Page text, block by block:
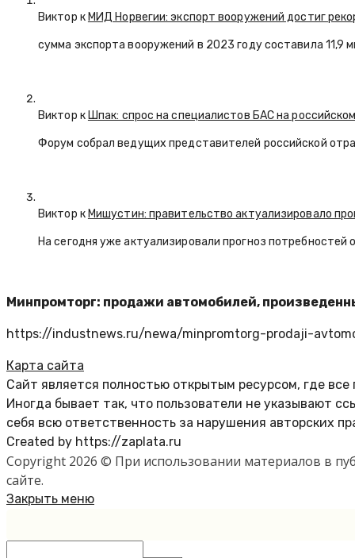
Виктор кМИД Норвегии: экспорт вооружений достиг
сумма экспорта вооружений в 2023 году составила 11,9
Виктор кШпак: спрос на специалистов БАС на
Форум собрал ведущих представителей российской
Виктор кМишустин: правительство актуализировало
На сегодня уже актуализировали прогноз
Минпромторг: продажи автомобилей,
https://industnews.ru/newa/minpromtorg-prodaji-
Карта сайта
Сайт является полностью открытым ресурсом, где
Иногда бывает так, что пользователи не указывают
себя всю ответственность за нарушения авторских
Created by https://zaplata.ru
Copyright 2026 © При использовании материалов в
сайте.
Закрыть меню